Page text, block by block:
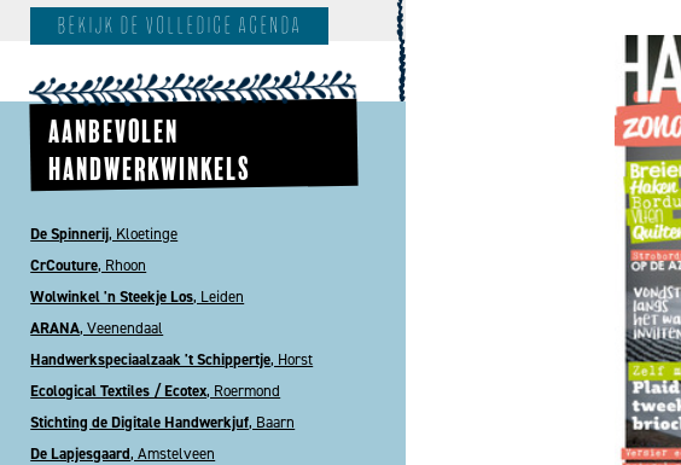
bekijk de volledige agenda
AANBEVOLEN
HANDWERKWINKELS
De Spinnerij, Kloetinge
CrCouture, Rhoon
Wolwinkel 'n Steekje Los, Leiden
ARANA, Veenendaal
Handwerkspeciaalzaak 't Schippertje, Horst
Ecological Textiles / Ecotex, Roermond
Stichting de Digitale Handwerkjuf, Baarn
De Lapjesgaard, Amstelveen